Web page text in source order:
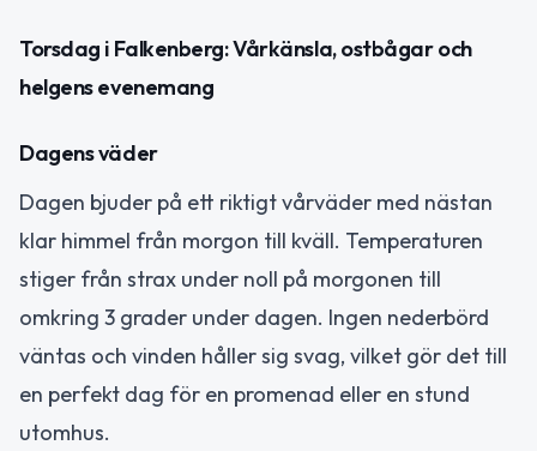
Torsdag i Falkenberg: Vårkänsla, ostbågar och
helgens evenemang
Dagens väder
Dagen bjuder på ett riktigt vårväder med nästan
klar himmel från morgon till kväll. Temperaturen
stiger från strax under noll på morgonen till
omkring 3 grader under dagen. Ingen nederbörd
väntas och vinden håller sig svag, vilket gör det till
en perfekt dag för en promenad eller en stund
utomhus.